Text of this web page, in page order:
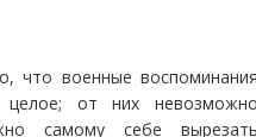
что военные
от них
самому себе